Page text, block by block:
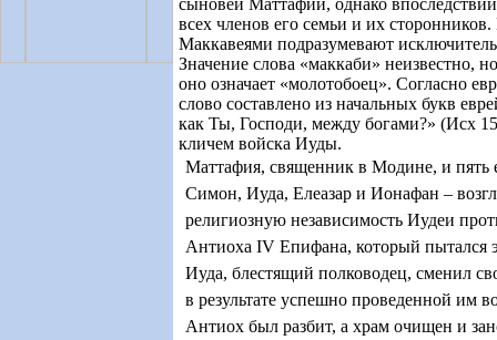
сыновей Маттафии, однако
всех членов его семьи и их
Маккавеями подразумевают
Значение слова «маккаби» неизвестно,
оно означает «молотобоец». Согласно
слово составлено из начальных букв
как Ты, Господи, между богами?» (Исх
кличем войска Иуды.
Маттафия, священник в Модине, и пять
Симон, Иуда, Елеазар и Ионафан –
религиозную независимость Иудеи
Антиоха IV Епифана, который пытался
Иуда, блестящий полководец, сменил
в результате успешно проведенной им
Антиох был разбит, а храм очищен и